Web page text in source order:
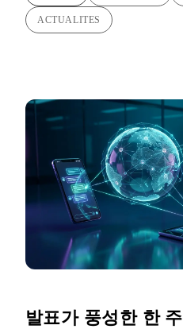
ACTUALITES
발표가 풍성한 한 주